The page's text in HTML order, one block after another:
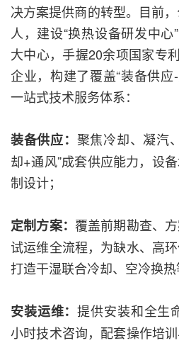
决方案提供商的转型。目前
人，建设“换热设备研发中心
大中心，手握20余项国家专
企业，构建了覆盖“装备供
一站式技术服务体系：
装备供应： 聚焦冷却、凝汽
却+通风”成套供应能力，设
制设计；
定制方案： 覆盖前期勘查、
试运维全流程，为缺水、高
打造干湿联合冷却、空冷换热
安装运维：提供安装和全生
小时技术咨询，配套操作培